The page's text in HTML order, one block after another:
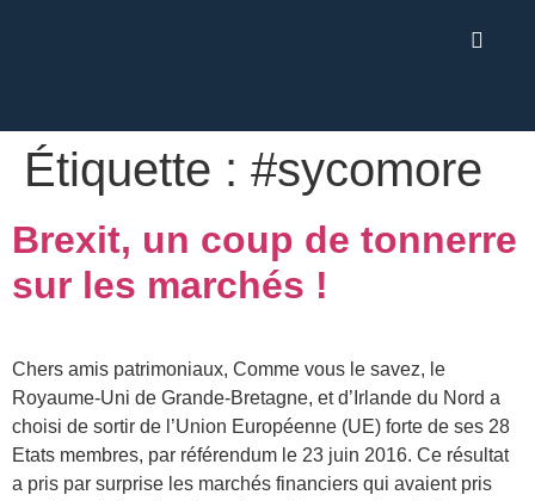
Étiquette : #sycomore
Brexit, un coup de tonnerre
sur les marchés !
Chers amis patrimoniaux, Comme vous le savez, le
Royaume-Uni de Grande-Bretagne, et d’Irlande du Nord a
choisi de sortir de l’Union Européenne (UE) forte de ses 28
Etats membres, par référendum le 23 juin 2016. Ce résultat
a pris par surprise les marchés financiers qui avaient pris